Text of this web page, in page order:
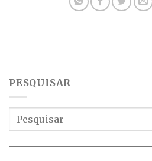
PESQUISAR